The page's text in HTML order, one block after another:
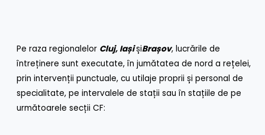
Pe raza regionalelor Cluj, IașișiBrașov, lucrările de
întreținere sunt executate, în jumătatea de nord a rețelei,
prin intervenții punctuale, cu utilaje proprii și personal de
specialitate, pe intervalele de stații sau în stațiile de pe
următoarele secții CF: